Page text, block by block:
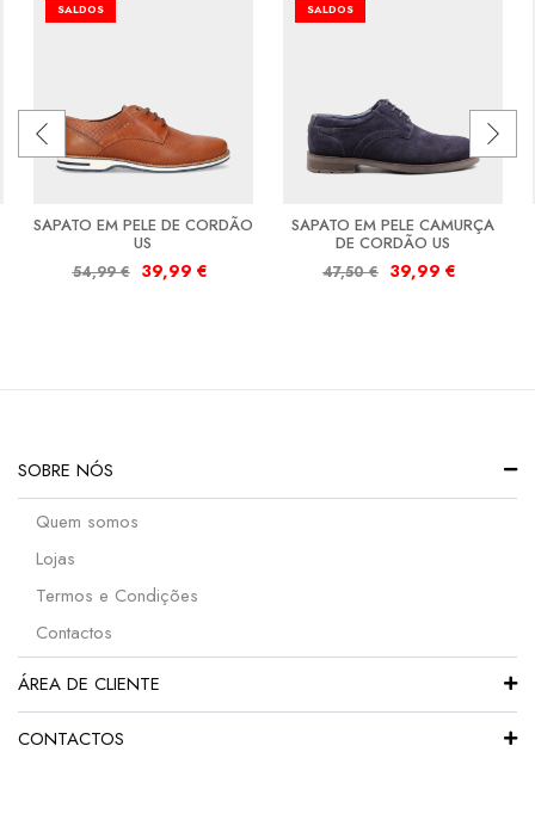
SALDOS
SAPATO EM PELE DE CORDÃO
US
54,99€ 39,99 €
SALDOS
SAPATO EM PELE CAMURÇA
DE CORDÃO US
47,50€ 39,99 €
SOBRE NÓS
Quem somos
Lojas
Termos e Condições
Contactos
ÁREA DE CLIENTE
CONTACTOS